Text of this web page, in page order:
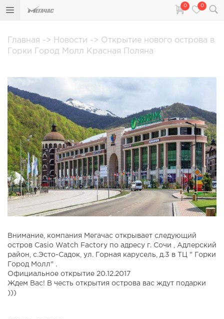
0 0
Главная -> Новости -> Открытие нового острова в
Горки Город Молл Красная Поляна
Внимание, компания Мегачас открывает следующий
остров Casio Watch Factory по адресу г. Сочи , Адлерский
район, с.Эсто-Садок, ул. Горная карусель, д.3 в ТЦ " Горки
Город Молл" .
Официальное открытие 20.12.2017
Ждем Вас! В честь открытия острова вас ждут подарки
)))